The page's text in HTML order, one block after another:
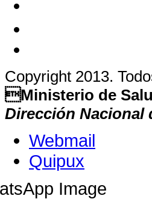
Copyright 2013.
Ministerio de
Dirección Nacional
Webmail
Quipux